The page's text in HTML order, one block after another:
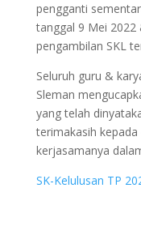
pengganti
tanggal 9 Mei 2022
pengambilan SKL
Seluruh guru &
Sleman
yang telah
terimakasih
kerjasamanya
SK-Kelulusan TP